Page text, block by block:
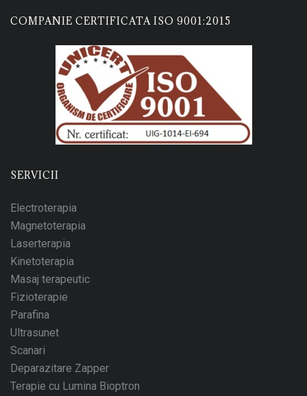
COMPANIE CERTIFICATA ISO 9001:2015
SERVICII
Electroterapia
Magnetoterapia
Laserterapia
Kinetoterapia
Masaj terapeutic
Fizioterapie
Parafina
Ultrasunet
Scanari
Deparazitare Zapper
Terapie cu Lumina Bioptron